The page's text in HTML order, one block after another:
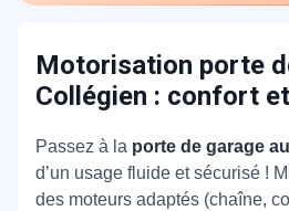
Motorisation porte
Collégien : confort et
Passez à la porte de garage
d’un usage fluide et sécurisé !
des moteurs adaptés (chaîne,